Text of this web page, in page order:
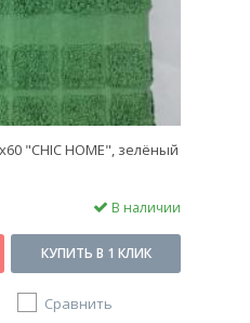
"CHIC HOME", зелёный
В наличии
КУПИТЬ В 1 КЛИК
Сравнить